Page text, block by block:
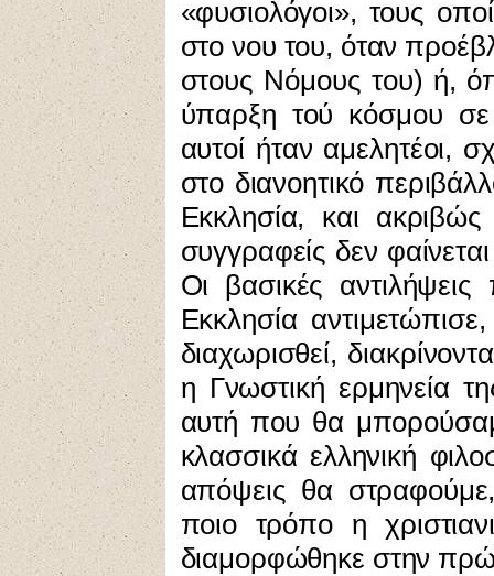
«φυσιολόγοι», τους
στο νου του, όταν
στους Νόμους του) ή,
ύπαρξη τού κόσμου
αυτοί ήταν αμελητέοι,
στο διανοητικό
Εκκλησία, και ακριβώς
συγγραφείς δεν
Οι βασικές
Εκκλησία
διαχωρισθεί,
η Γνωστική ερμηνεία
αυτή που θα
κλασσικά ελληνική
απόψεις θα
ποιο τρόπο η
διαμορφώθηκε στην